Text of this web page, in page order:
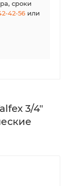
сроки
42-56 или
3/4"